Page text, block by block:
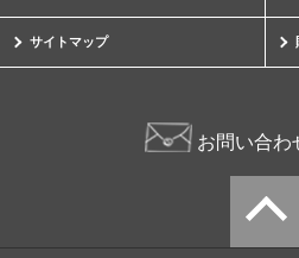
サイトマップ
お問い合わ